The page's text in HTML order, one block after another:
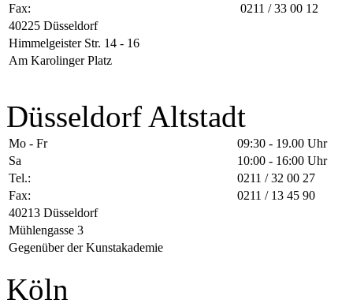
Fax:
0211 / 33 00 12
40225 Düsseldorf
Himmelgeister Str. 14 - 16
Am Karolinger Platz
Düsseldorf Altstadt
Mo - Fr
09:30 - 19.00 Uhr
Sa
10:00 - 16:00 Uhr
Tel.:
0211 / 32 00 27
Fax:
0211 / 13 45 90
40213 Düsseldorf
Mühlengasse 3
Gegenüber der Kunstakademie
Köln